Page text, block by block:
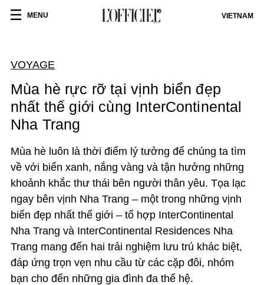
MENU VIETNAM
VOYAGE
Mùa hè rực rỡ tại vịnh biển đẹp
nhất thế giới cùng InterContinental
Nha Trang
Mùa hè luôn là thời điểm lý tưởng để chúng ta tìm
về với biển xanh, nắng vàng và tận hưởng những
khoảnh khắc thư thái bên người thân yêu. Tọa lạc
ngay bên vịnh Nha Trang – một trong những vịnh
biển đẹp nhất thế giới – tổ hợp InterContinental
Nha Trang và InterContinental Residences Nha
Trang mang đến hai trải nghiệm lưu trú khác biệt,
đáp ứng trọn vẹn nhu cầu từ các cặp đôi, nhóm
bạn cho đến những gia đình đa thế hệ.